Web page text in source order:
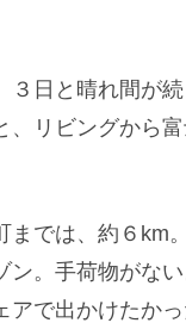
日と晴れ間が
リビングから
では、約６km
ン。手荷物がな
で出かけたか